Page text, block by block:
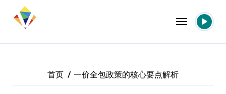
首页 一价全包政策的核心要点解析